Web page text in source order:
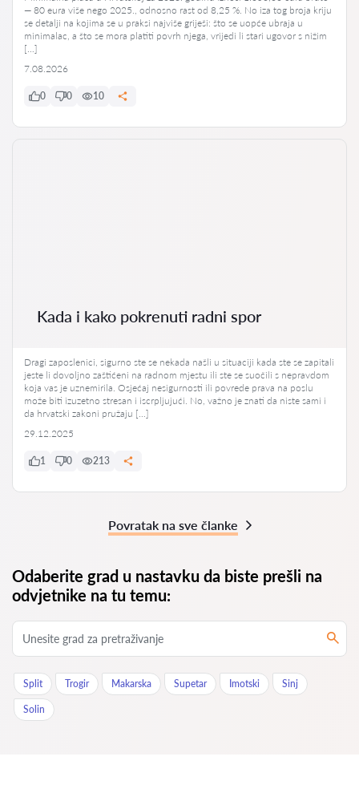
— 80 eura više nego 2025., odnosno rast od 8,25 %. No iza tog broja kriju
se detalji na kojima se u praksi najviše griješi: što se uopće ubraja u
minimalac, a što se mora platiti povrh njega, vrijedi li stari ugovor s nižim
[…]
7.08.2026
0 0 10
Kada i kako pokrenuti radni spor
Dragi zaposlenici, sigurno ste se nekada našli u situaciji kada ste se zapitali
jeste li dovoljno zaštićeni na radnom mjestu ili ste se suočili s nepravdom
koja vas je uznemirila. Osjećaj nesigurnosti ili povrede prava na poslu
može biti izuzetno stresan i iscrpljujući. No, važno je znati da niste sami i
da hrvatski zakoni pružaju […]
29.12.2025
1 0 213
Povratak na sve članke
Odaberite grad u nastavku da biste prešli na
odvjetnike na tu temu:
Split Trogir Makarska Supetar Imotski Sinj
Solin